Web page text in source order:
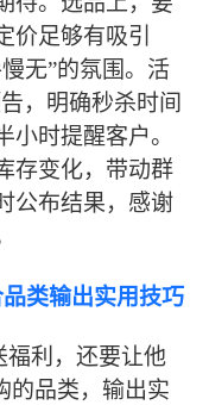
价足够有吸引
无”的氛围。活
，明确秒杀时间
时提醒客户。
存变化，带动群
公布结果，感谢
类输出实用技巧
福利，还要让他
的品类，输出实